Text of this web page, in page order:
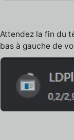
Attendez la fin du
bas à gauche de